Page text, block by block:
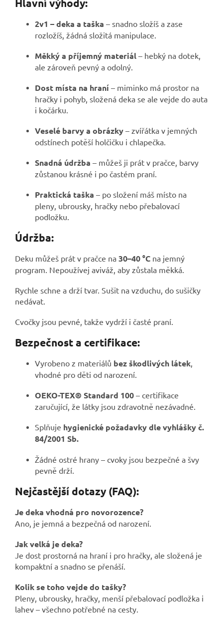
Hlavní výhody:
2v1 – deka a taška – snadno složíš a zase
rozložíš, žádná složitá manipulace.
Měkký a příjemný materiál – hebký na dotek,
ale zároveň pevný a odolný.
Dost místa na hraní – miminko má prostor na
hračky i pohyb, složená deka se ale vejde do auta
i kočárku.
Veselé barvy a obrázky – zvířátka v jemných
odstínech potěší holčičku i chlapečka.
Snadná údržba – můžeš ji prát v pračce, barvy
zůstanou krásné i po častém praní.
Praktická taška – po složení máš místo na
pleny, ubrousky, hračky nebo přebalovací
podložku.
Údržba:
Deku můžeš prát v pračce na 30–40 °C na jemný
program. Nepoužívej aviváž, aby zůstala měkká.
Rychle schne a drží tvar. Sušit na vzduchu, do sušičky
nedávat.
Cvočky jsou pevné, takže vydrží i časté praní.
Bezpečnost a certifikace:
Vyrobeno z materiálů bez škodlivých látek,
vhodné pro děti od narození.
OEKO-TEX® Standard 100 – certifikace
zaručující, že látky jsou zdravotně nezávadné.
Splňuje hygienické požadavky dle vyhlášky č.
84/2001 Sb.
Žádné ostré hrany – cvoky jsou bezpečné a švy
pevně drží.
Nejčastější dotazy (FAQ):
Je deka vhodná pro novorozence?
Ano, je jemná a bezpečná od narození.
Jak velká je deka?
Je dost prostorná na hraní i pro hračky, ale složená je
kompaktní a snadno se přenáší.
Kolik se toho vejde do tašky?
Pleny, ubrousky, hračky, menší přebalovací podložka i
lahev – všechno potřebné na cesty.